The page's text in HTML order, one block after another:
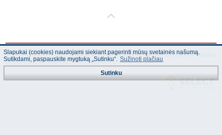
© "AS Akvedukts" 2026. Dalinai ar pilnai naudojant duomenis iš šios svetainės
būtina naudoti nuorodą Į "AS Akvedukts"!
Slapukai (cookies) naudojami siekiant pagerinti mūsų svetainės našumą.
Sutikdami, paspauskite mygtuką „Sutinku“. Sužinoti plačiau
Sutinku